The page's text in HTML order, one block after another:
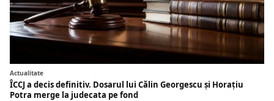
Actualitate
ÎCCJ a decis definitiv. Dosarul lui Călin Georgescu și Horațiu
Potra merge la judecata pe fond